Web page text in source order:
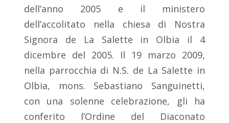
dell’anno 2005 e il ministero
dell’accolitato nella chiesa di Nostra
Signora de La Salette in Olbia il 4
dicembre del 2005. Il 19 marzo 2009,
nella parrocchia di N.S. de La Salette in
Olbia, mons. Sebastiano Sanguinetti,
con una solenne celebrazione, gli ha
conferito l’Ordine del Diaconato